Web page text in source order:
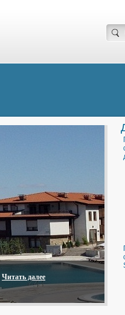
Читать далее